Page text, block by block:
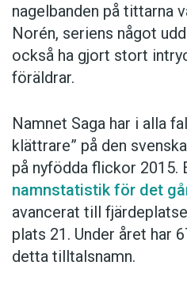
nagelbanden på tittarna
Norén, seriens något
också ha gjort stort
föräldrar.
Namnet Saga har i alla
klättrare” på den
på nyfödda flickor 2015.
namnstatistik för det
avancerat till
plats 21. Under året har
detta tilltalsnamn.